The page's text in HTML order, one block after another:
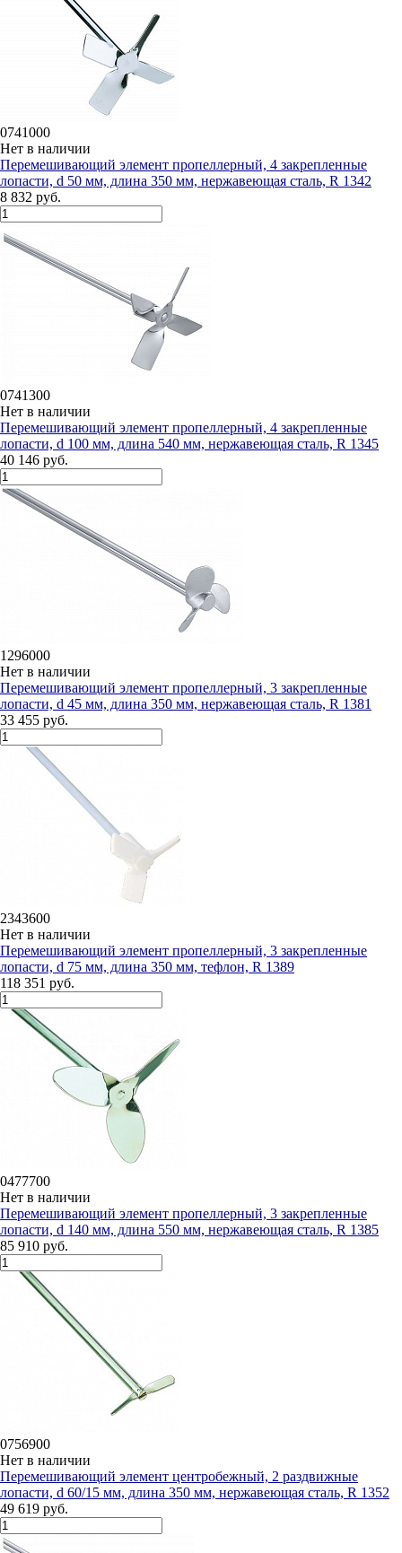
0741000
Нет в наличии
Перемешивающий элемент пропеллерный, 4 закрепленные
лопасти, d 50 мм, длина 350 мм, нержавеющая сталь, R 1342
8 832 руб.
0741300
Нет в наличии
Перемешивающий элемент пропеллерный, 4 закрепленные
лопасти, d 100 мм, длина 540 мм, нержавеющая сталь, R 1345
40 146 руб.
1296000
Нет в наличии
Перемешивающий элемент пропеллерный, 3 закрепленные
лопасти, d 45 мм, длина 350 мм, нержавеющая сталь, R 1381
33 455 руб.
2343600
Нет в наличии
Перемешивающий элемент пропеллерный, 3 закрепленные
лопасти, d 75 мм, длина 350 мм, тефлон, R 1389
118 351 руб.
0477700
Нет в наличии
Перемешивающий элемент пропеллерный, 3 закрепленные
лопасти, d 140 мм, длина 550 мм, нержавеющая сталь, R 1385
85 910 руб.
0756900
Нет в наличии
Перемешивающий элемент центробежный, 2 раздвижные
лопасти, d 60/15 мм, длина 350 мм, нержавеющая сталь, R 1352
49 619 руб.